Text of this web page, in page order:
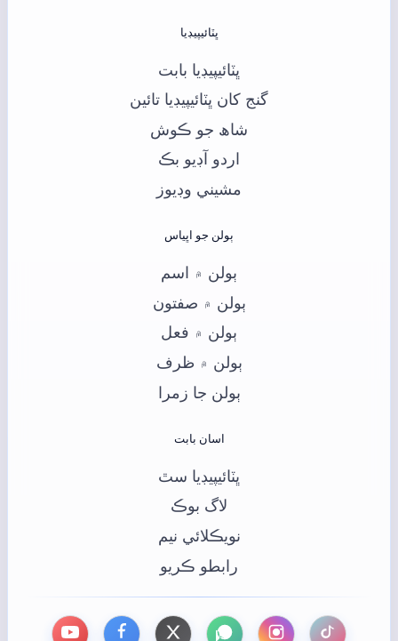
ڀٽائيپيڊيا
ڀٽائيپيڊيا بابت
گنج کان ڀٽائيپيڊيا تائين
شاھ جو ڪوش
اردو آڊيو بڪ
مشيني وڊيوز
ٻولن جو اڀياس
ٻولن ۾ اسم
ٻولن ۾ صفتون
ٻولن ۾ فعل
ٻولن ۾ ظرف
ٻولن جا زمرا
اسان بابت
ڀٽائيپيڊيا سٿ
لاگ بوڪ
نويڪلائي نيم
رابطو ڪريو